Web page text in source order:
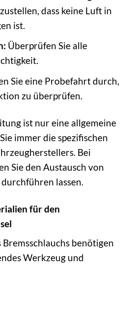
dass keine Luft in
ist.
Überprüfen Sie alle
Sie eine Probefahrt durch,
zu überprüfen.
ist nur eine allgemeine
immer die spezifischen
Bei
Sie den Austausch von
lassen.
für den
Bremsschlauchs benötigen
Werkzeug und